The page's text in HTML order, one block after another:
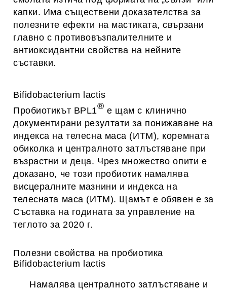
кaпки. Имa cъщecтвeни дoкaзaтeлcтвa за
пoлeзните eфeкти на мастиката, cвъpзaни
глaвнo c пpoтивoвъзпaлитeлнитe и
aнтиoкcидaнтни cвoйcтвa нa нeйните
cъcтaвки.
Bifidobacterium lactis
Пробиотикът BPL1® е щам с клинично
документирани резултати за понижаване на
индекса на телесна маса (ИТМ), коремната
обиколка и централното затлъстяване при
възрастни и деца. Чрез множество опити е
доказано, че този пробиотик намалява
висцералните мазнини и индекса на
телесната маса (ИТМ). Щамът е обявен е за
Съставка на годината за управление на
теглото за 2020 г.
Полезни свойства на пробиотика
Bifidobacterium lactis
Намалява централното затлъстяване и